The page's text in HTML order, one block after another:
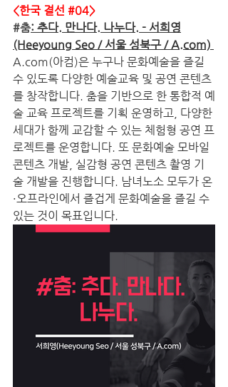
<한국 결선 #04>
#춤: 추다. 만나다. 나누다. - 서희영
(Heeyoung Seo / 서울 성북구 / A.com)
A.com(아컴)은 누구나 문화예술을 즐길
수 있도록 다양한 예술교육 및 공연 콘텐츠
를 창작합니다. 춤을 기반으로 한 통합적 예
술 교육 프로젝트를 기획 운영하고, 다양한
세대가 함께 교감할 수 있는 체험형 공연 프
로젝트를 운영합니다. 또 문화예술 모바일
콘텐츠 개발, 실감형 공연 콘텐츠 촬영 기
술 개발을 진행합니다. 남녀노소 모두가 온
·오프라인에서 즐겁게 문화예술을 즐길 수
있는 것이 목표입니다.